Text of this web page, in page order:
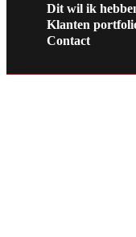
Dit wil ik
Klanten
Contact